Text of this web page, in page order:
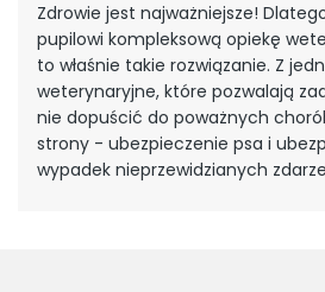
Zdrowie jest najważniejsze!
pupilowi kompleksową opiekę
to właśnie takie rozwiązanie. Z
weterynaryjne, które pozwalają
nie dopuścić do poważnych
strony - ubezpieczenie psa i
wypadek nieprzewidzianych